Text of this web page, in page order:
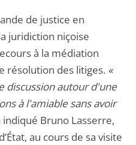
de justice en
juridiction niçoise
à la médiation
résolution des litiges. «
discussion autour d'une
à l'amiable sans avoir
indiqué Bruno Lasserre,
au cours de sa visite